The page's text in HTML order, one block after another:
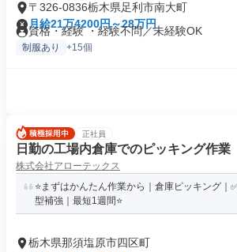
〒326-0836栃木県足利市南大町
月給21万4200円～28万円
資格・経験 ・経験不問／未経験OK
制服あり +15個
正社員
日勤の工場内倉庫でのピッキング作業
株式会社アローテックス
⭐️まずはかんたん作業から｜倉庫ピッキング｜
型補強｜最短1週間⭐️
栃木県那須塩原市四区町